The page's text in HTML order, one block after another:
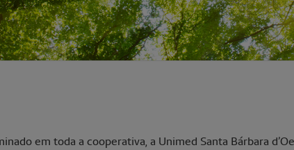
em toda a cooperativa, a Unimed Santa Bárbara